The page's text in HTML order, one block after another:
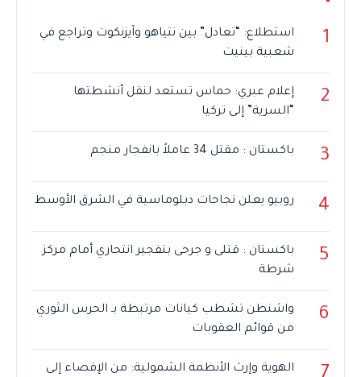
1
استطلاع: “تعادل” بين نتياهو وآيزنكوت وتراجع في
شعبية بينيت
2
إعلام عبري: حماس تستعد لنقل أنشطتها
“السرية” إلى تركيا
3 باكستان : مقتل 34 عاملاً بانفجار منجم
4 روبيو يعلن نجاحات دبلوماسية في الشرق الأوسط
5
باكستان : قتلى و جرحى بتفجير انتحاري أمام مركز
شرطة
6
واشنطن تشطب كيانات مرتبطة بـ الحرس الثوري
من قوائم العقوبات
الهوية وإرث الأنظمة الشمولية: من الإقصاء إلى